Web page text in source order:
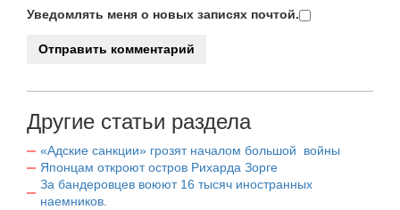
Уведомлять меня о новых записях почтой.
Другие статьи раздела
«Адские санкции» грозят началом большой войны
Японцам откроют остров Рихарда Зорге
За бандеровцев воюют 16 тысяч иностранных
наемников.